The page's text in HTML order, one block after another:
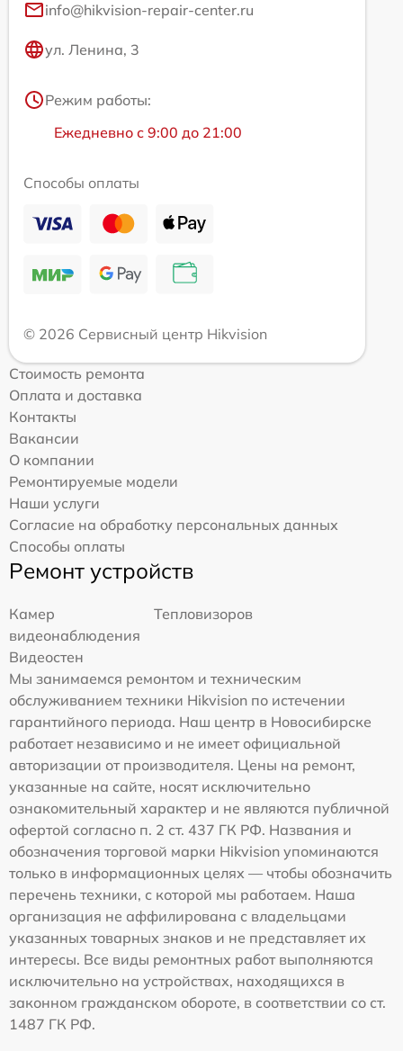
info@hikvision-repair-center.ru
ул. Ленина, 3
Режим работы:
Ежедневно с 9:00 до 21:00
Способы оплаты
© 2026 Сервисный центр Hikvision
Стоимость ремонта
Оплата и доставка
Контакты
Вакансии
О компании
Ремонтируемые модели
Наши услуги
Согласие на обработку персональных данных
Способы оплаты
Ремонт устройств
Камер
видеонаблюдения
Тепловизоров
Видеостен
Мы занимаемся ремонтом и техническим
обслуживанием техники Hikvision по истечении
гарантийного периода. Наш центр в Новосибирске
работает независимо и не имеет официальной
авторизации от производителя. Цены на ремонт,
указанные на сайте, носят исключительно
ознакомительный характер и не являются публичной
офертой согласно п. 2 ст. 437 ГК РФ. Названия и
обозначения торговой марки Hikvision упоминаются
только в информационных целях — чтобы обозначить
перечень техники, с которой мы работаем. Наша
организация не аффилирована с владельцами
указанных товарных знаков и не представляет их
интересы. Все виды ремонтных работ выполняются
исключительно на устройствах, находящихся в
законном гражданском обороте, в соответствии со ст.
1487 ГК РФ.